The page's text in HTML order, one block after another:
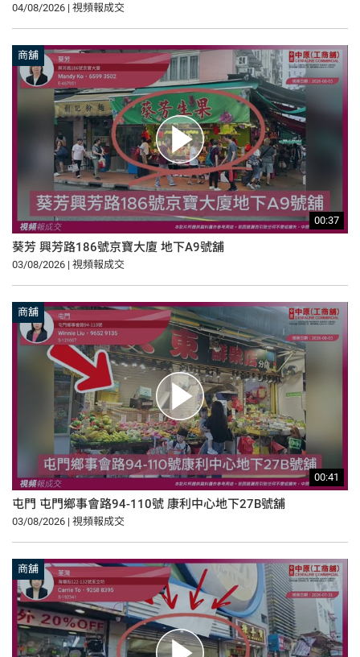
04/08/2026 | 視頻報成交
00:37
商舖
葵芳 興芳路186號京寶大廈 地下A9號舖
03/08/2026 | 視頻報成交
00:41
商舖
屯門 屯門鄉事會路94-110號 康利中心地下27B號舖
03/08/2026 | 視頻報成交
商舖